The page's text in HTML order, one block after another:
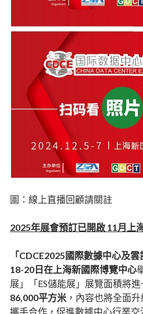
圖：線上直播回顧請關註
2025年展會預訂已開啟 11月上
「CDCE2025國際數據中心及雲
18-20日在上海新國際博覽中心
展」「ES儲能展」展覽面積將
86,000平方米 ，內容也將全面
攜手合作，促進數據中心行業交